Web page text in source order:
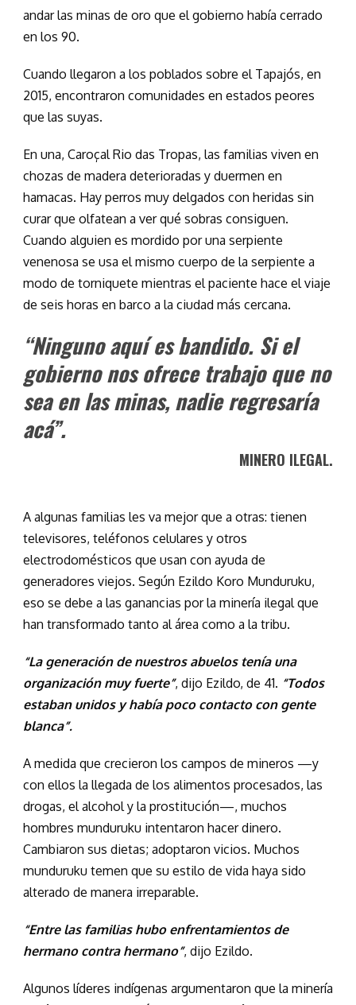
andar las minas de oro que el gobierno había cerrado
en los 90.
Cuando llegaron a los poblados sobre el Tapajós, en
2015, encontraron comunidades en estados peores
que las suyas.
En una, Caroçal Rio das Tropas, las familias viven en
chozas de madera deterioradas y duermen en
hamacas. Hay perros muy delgados con heridas sin
curar que olfatean a ver qué sobras consiguen.
Cuando alguien es mordido por una serpiente
venenosa se usa el mismo cuerpo de la serpiente a
modo de torniquete mientras el paciente hace el viaje
de seis horas en barco a la ciudad más cercana.
“Ninguno aquí es bandido. Si el
gobierno nos ofrece trabajo que no
sea en las minas, nadie regresaría
acá”.
MINERO ILEGAL.
A algunas familias les va mejor que a otras: tienen
televisores, teléfonos celulares y otros
electrodomésticos que usan con ayuda de
generadores viejos. Según Ezildo Koro Munduruku,
eso se debe a las ganancias por la minería ilegal que
han transformado tanto al área como a la tribu.
“La generación de nuestros abuelos tenía una
organización muy fuerte”, dijo Ezildo, de 41. “Todos
estaban unidos y había poco contacto con gente
blanca”.
A medida que crecieron los campos de mineros —y
con ellos la llegada de los alimentos procesados, las
drogas, el alcohol y la prostitución—, muchos
hombres munduruku intentaron hacer dinero.
Cambiaron sus dietas; adoptaron vicios. Muchos
munduruku temen que su estilo de vida haya sido
alterado de manera irreparable.
“Entre las familias hubo enfrentamientos de
hermano contra hermano”, dijo Ezildo.
Algunos líderes indígenas argumentaron que la minería